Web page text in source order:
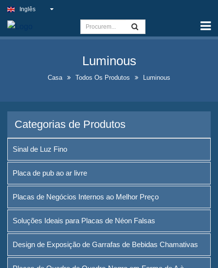
Capacidade
Placa de pub ao ar livre
Soluções Ideais para Placas
de Néon Falsas
Design de Exposição de
Chamativas
Negro em Forma de A à Venda
Provedor de Soluções de
Embalagem de Vinho
Inglês
Luminous
Casa Todos Os Produtos Luminous
Categorias de Produtos
Sinal de Luz Fino
Placa de pub ao ar livre
Placas de Negócios Internos ao Melhor Preço
Soluções Ideais para Placas de Néon Falsas
Design de Exposição de Garrafas de Bebidas Chamativas